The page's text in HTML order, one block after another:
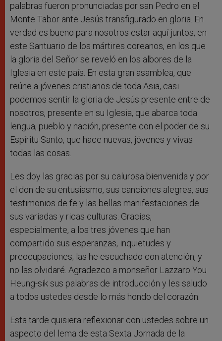
palabras fueron pronunciadas por san Pedro en el
Monte Tabor ante Jesús transfigurado en gloria. En
verdad es bueno para nosotros estar aquí juntos, en
este Santuario de los mártires coreanos, en los que
la gloria del Señor se reveló en los albores de la
Iglesia en este país. En esta gran asamblea, que
reúne a jóvenes cristianos de toda Asia, casi
podemos sentir la gloria de Jesús presente entre de
nosotros, presente en su Iglesia, que abarca toda
lengua, pueblo y nación, presente con el poder de su
Espíritu Santo, que hace nuevas, jóvenes y vivas
todas las cosas.
Les doy las gracias por su calurosa bienvenida y por
el don de su entusiasmo, sus canciones alegres, sus
testimonios de fe y las bellas manifestaciones de
sus variadas y ricas culturas. Gracias,
especialmente, a los tres jóvenes que han
compartido sus esperanzas, inquietudes y
preocupaciones; las he escuchado con atención, y
no las olvidaré. Agradezco a monseñor Lazzaro You
Heung-sik sus palabras de introducción y les saludo
a todos ustedes desde lo más hondo del corazón.
Esta tarde quisiera reflexionar con ustedes sobre un
aspecto del lema de esta Sexta Jornada de la